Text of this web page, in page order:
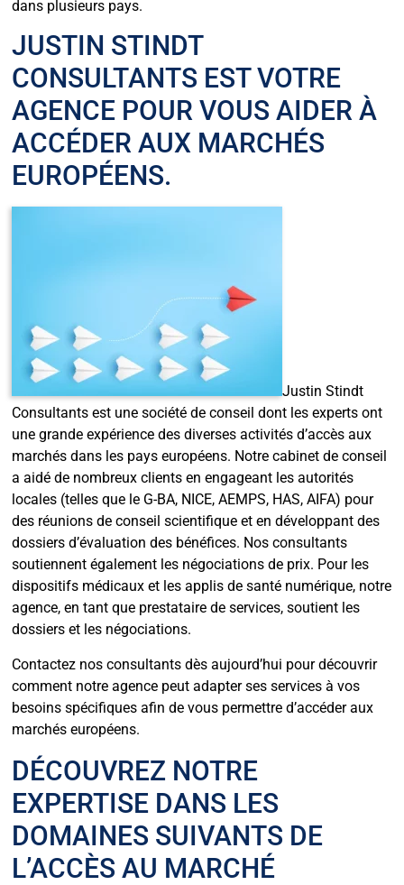
dans plusieurs pays.
JUSTIN STINDT
CONSULTANTS EST VOTRE
AGENCE POUR VOUS AIDER À
ACCÉDER AUX MARCHÉS
EUROPÉENS.
Justin Stindt
Consultants est une société de conseil dont les experts ont
une grande expérience des diverses activités d’accès aux
marchés dans les pays européens. Notre cabinet de conseil
a aidé de nombreux clients en engageant les autorités
locales (telles que le G-BA, NICE, AEMPS, HAS, AIFA) pour
des réunions de conseil scientifique et en développant des
dossiers d’évaluation des bénéfices. Nos consultants
soutiennent également les négociations de prix. Pour les
dispositifs médicaux et les applis de santé numérique, notre
agence, en tant que prestataire de services, soutient les
dossiers et les négociations.
Contactez nos consultants dès aujourd’hui pour découvrir
comment notre agence peut adapter ses services à vos
besoins spécifiques afin de vous permettre d’accéder aux
marchés européens.
DÉCOUVREZ NOTRE
EXPERTISE DANS LES
DOMAINES SUIVANTS DE
L’ACCÈS AU MARCHÉ